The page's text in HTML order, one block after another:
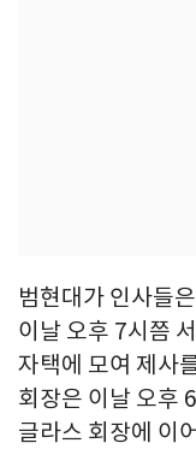
범현대가 인사들
이날 오후 7시쯤
자택에 모여 제사
회장은 이날 오후
글라스 회장에 이